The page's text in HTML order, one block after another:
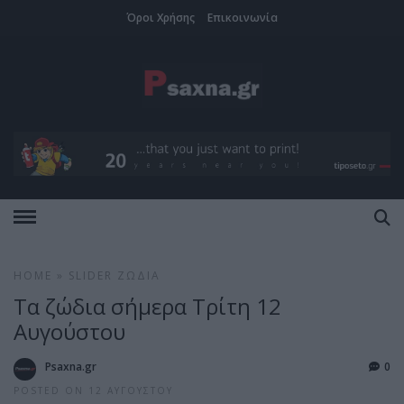
Όροι Χρήσης Επικοινωνία
HOME SLIDER ΖΏΔΙΑ
Τα ζώδια σήμερα Τρίτη 12
Αυγούστου
Psaxna.gr
POSTED ON 12 ΑΥΓΟΎΣΤΟΥ
0